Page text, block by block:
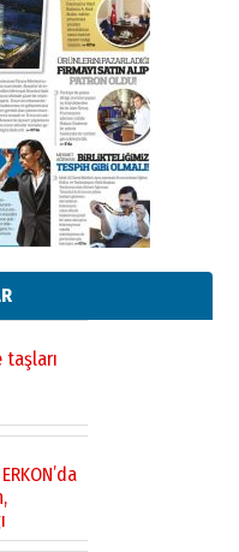
Alperen…
yürüdü.!
taşları